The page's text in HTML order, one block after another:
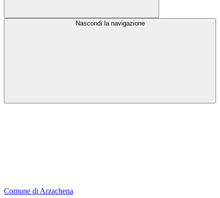
Nascondi la navigazione
Comune di Arzachena